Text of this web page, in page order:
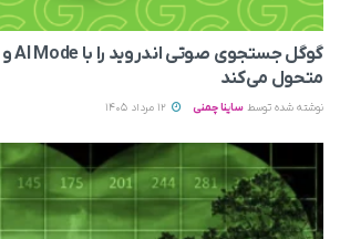
متحول می‌کند
نوشته شده توسط ساینا چمنی